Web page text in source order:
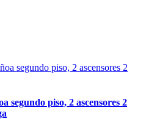
segundo piso, 2 ascensores 2